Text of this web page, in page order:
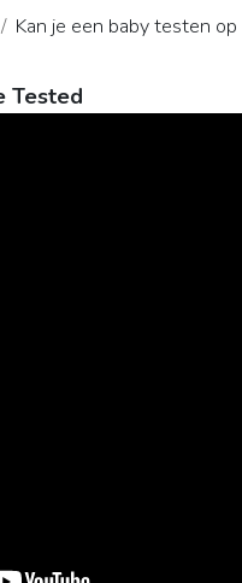
Kan je een baby testen op
Tested